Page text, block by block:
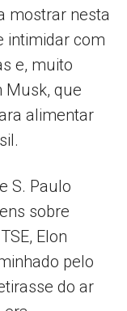
mostrar nesta
intimidar com
e, muito
Musk, que
alimentar
S. Paulo
sobre
Elon
pelo
do ar